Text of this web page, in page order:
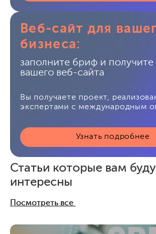
Веб-сайт для
бизнеса:
заполните бриф и получите
вашего веб-сайта
Вы получаете проект,
экспертами с международным
Узнать подробнее
Статьи которые вам
интересны
Посмотреть все